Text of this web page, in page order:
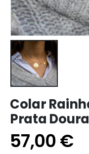
Colar
Prata
57,00 €